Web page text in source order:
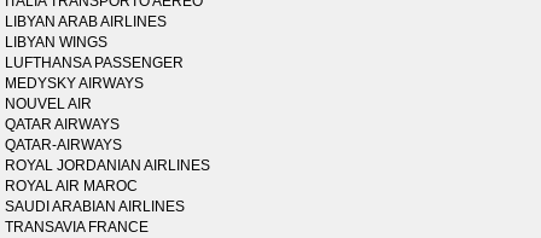
LIBYAN ARAB AIRLINES
LIBYAN WINGS
LUFTHANSA PASSENGER
MEDYSKY AIRWAYS
NOUVEL AIR
QATAR AIRWAYS
QATAR-AIRWAYS
ROYAL JORDANIAN AIRLINES
ROYAL AIR MAROC
SAUDI ARABIAN AIRLINES
TRANSAVIA FRANCE